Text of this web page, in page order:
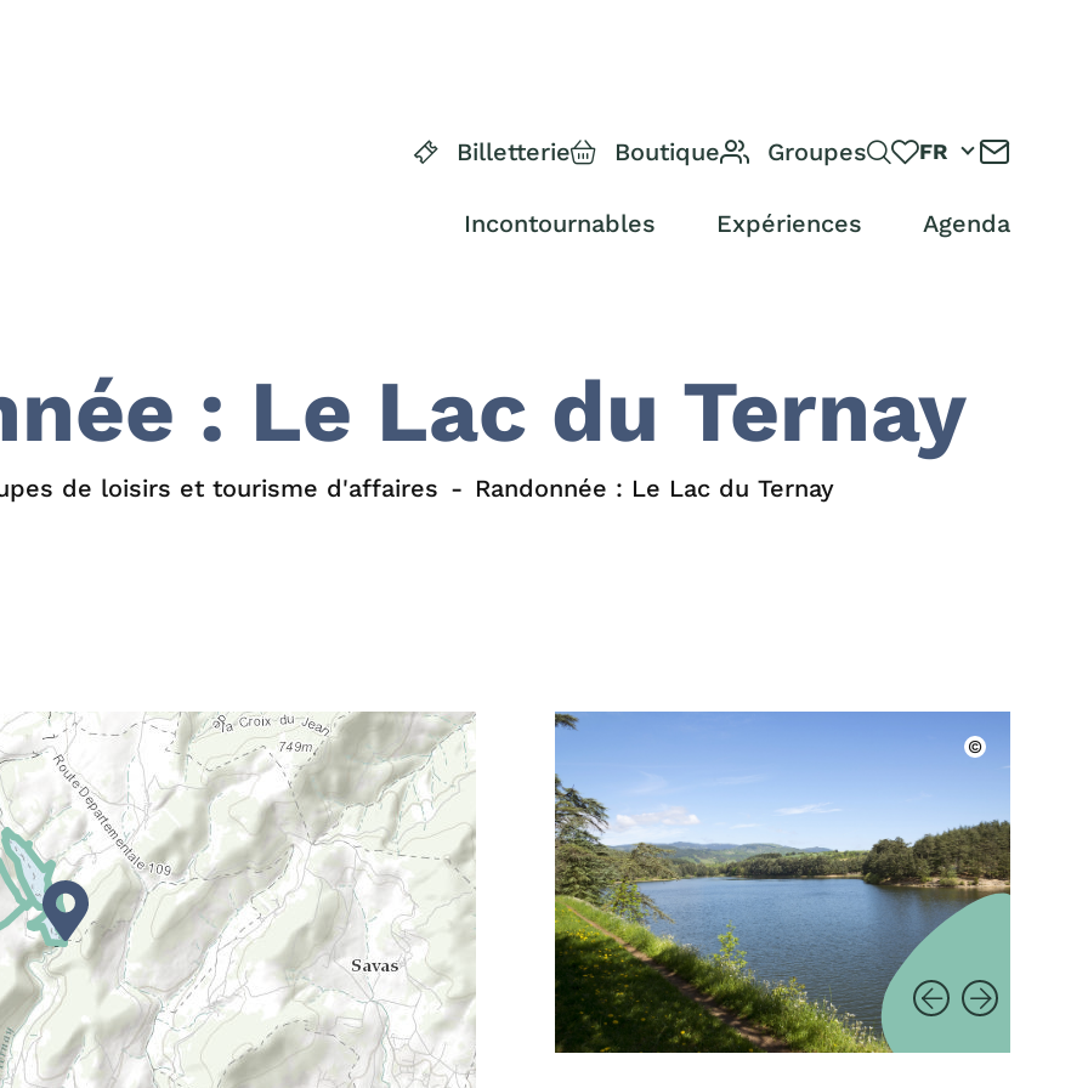
Billetterie Boutique Groupes FR
Incontournables Expériences Agenda
: Le Lac du Ternay
de loisirs et tourisme d'affaires Randonnée : Le Lac du Ternay